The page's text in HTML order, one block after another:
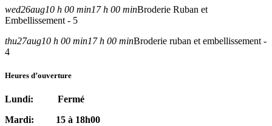
wed26aug10 h 00 min17 h 00 minBroderie Ruban et
Embellissement - 5
thu27aug10 h 00 min17 h 00 minBroderie ruban et embellissement -
4
Heures d’ouverture
Lundi: Fermé
Mardi: 15 à 18h00